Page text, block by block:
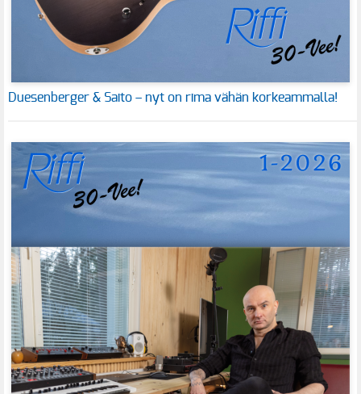
Duesenberger & Saito – nyt on rima vähän korkeammalla!